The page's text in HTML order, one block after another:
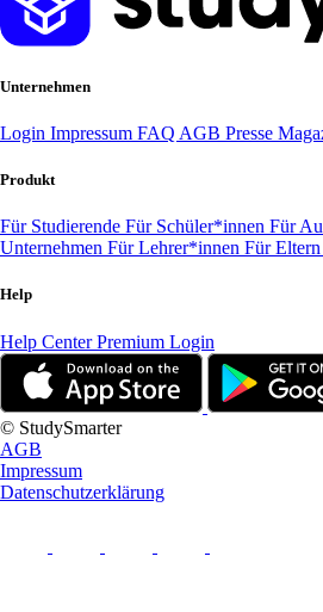
Unternehmen
Login Impressum FAQ AGB Presse
Produkt
Für Studierende Für Schüler*innen Für
Unternehmen Für Lehrer*innen Für Eltern
Help
Help CenterPremium Login
© StudySmarter
AGB
Impressum
Datenschutzerklärung